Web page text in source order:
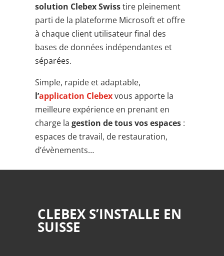
solution Clebex Swisstire pleinement
parti de la plateforme Microsoft et offre
à chaque client utilisateur final des
bases de données indépendantes et
séparées.
Simple, rapide et adaptable,
l’application Clebexvous apporte la
meilleure expérience en prenant en
charge la gestion de tous vos espaces:
espaces de travail, de restauration,
d’évènements…
CLEBEX S’INSTALLE EN
SUISSE